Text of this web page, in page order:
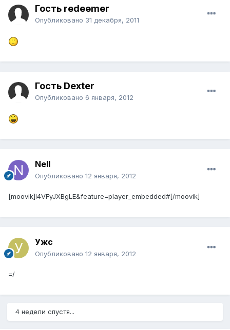
Гость redeemer
Опубликовано 31 декабря, 2011
Гость Dexter
Опубликовано 6 января, 2012
Nell
Опубликовано 12 января, 2012
[moovik]l4VFyJXBgLE&feature=player_embedded#[/moovik]
Ужс
Опубликовано 12 января, 2012
=/
4 недели спустя...